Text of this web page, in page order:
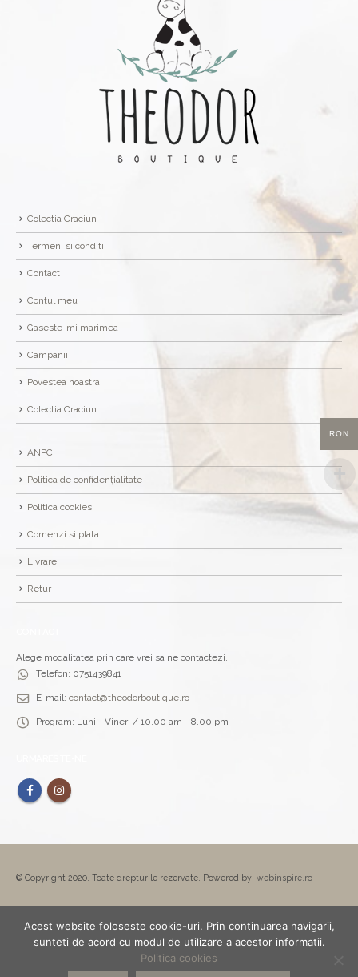
Colectia Craciun
Termeni si conditii
Contact
Contul meu
Gaseste-mi marimea
Campanii
Povestea noastra
Colectia Craciun
ANPC
Politica de confidențialitate
Politica cookies
Comenzi si plata
Livrare
Retur
Alege modalitatea prin care vrei sa ne contactezi.
Telefon: 0751439841
E-mail: contact@theodorboutique.ro
Program: Luni - Vineri / 10.00 am - 8.00 pm
© Copyright 2020. Toate drepturile rezervate. Powered by: webinspire.ro
RON
Acest website foloseste cookie-uri. Prin continuarea navigarii,
sunteti de acord cu modul de utilizare a acestor informatii.
Politica cookies